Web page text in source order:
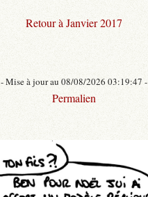
Retour à Janvier 2017
- Mise à jour au 08/08/2026 03:19:47 -
Permalien